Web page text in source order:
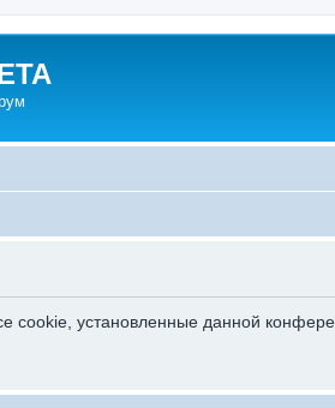
cookie, установленные данной